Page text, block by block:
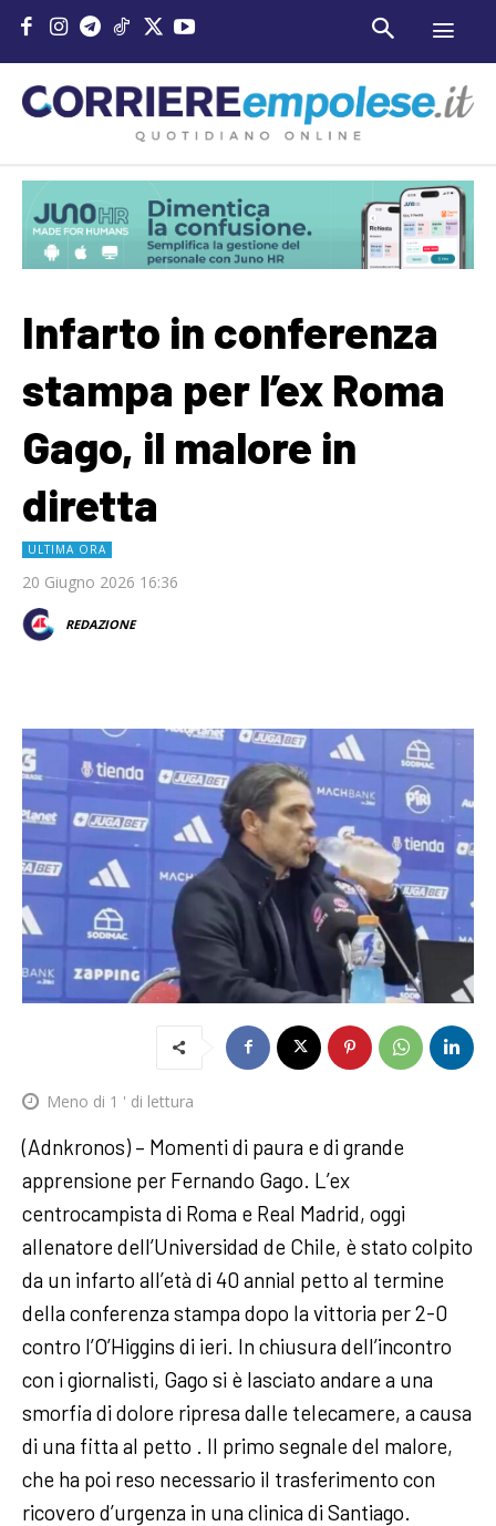
Infarto in conferenza
stampa per l’ex Roma
Gago, il malore in
diretta
ULTIMA ORA
20 Giugno 2026 16:36
REDAZIONE
Meno di 1 ' di lettura
(Adnkronos) – Momenti di paura e di grande
apprensione per Fernando Gago. L’ex
centrocampista di Roma e Real Madrid, oggi
allenatore dell’Universidad de Chile, è stato colpito
da un infarto all’età di 40 annial petto al termine
della conferenza stampa dopo la vittoria per 2-0
contro l’O’Higgins di ieri. In chiusura dell’incontro
con i giornalisti, Gago si è lasciato andare a una
smorfia di dolore ripresa dalle telecamere, a causa
di una fitta al petto . Il primo segnale del malore,
che ha poi reso necessario il trasferimento con
ricovero d’urgenza in una clinica di Santiago.